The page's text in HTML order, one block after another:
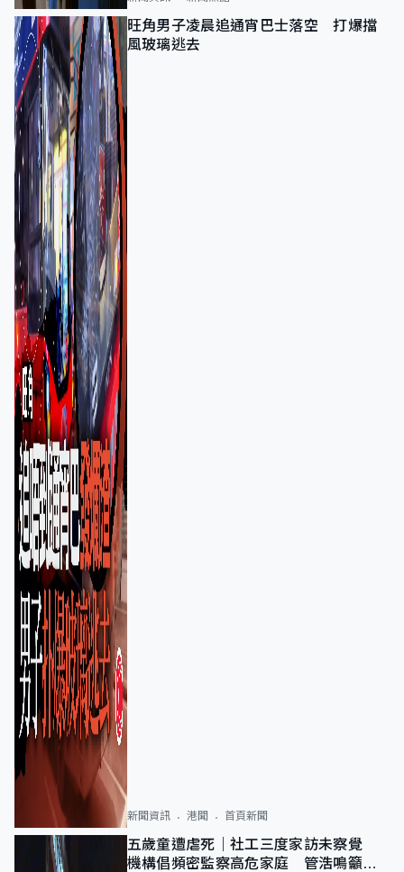
旺角男子凌晨追通宵巴士落空 打爆擋
風玻璃逃去
新聞資訊 港聞 首頁新聞
五歲童遭虐死｜社工三度家訪未察覺
機構倡頻密監察高危家庭 管浩鳴籲加